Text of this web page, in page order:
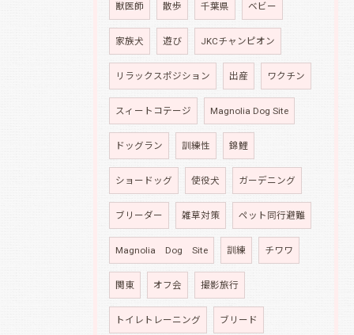
獣医師 散歩 千葉県 ベビー
家族犬 遊び JKCチャンピオン
リラックスポジション 出産 ワクチン
スィートコテージ Magnolia Dog Site
ドッグラン 訓練性 錦鯉
ショードッグ 使役犬 ガーデニング
ブリーダー 雑草対策 ペット同行避難
Magnolia Dog Site 訓練 チワワ
関東 オフ会 撮影旅行
トイレトレーニング ブリード